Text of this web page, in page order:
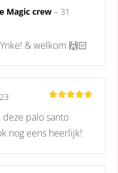
Magic crew – 31
& welkom 🙌🏻
5uit 5
palo santo
nog eens heerlijk!